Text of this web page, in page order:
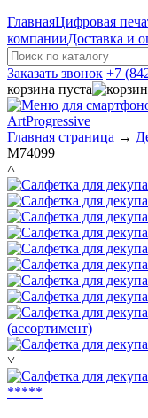
ГлавнаяЦифровая
компанииДоставка и
Заказать звонок +7
корзина пуста
ArtProgressive
Главная страница →
М74099
˄
˅
*****